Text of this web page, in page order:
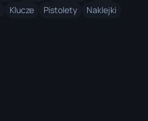
Klucze Pistolety Naklejki